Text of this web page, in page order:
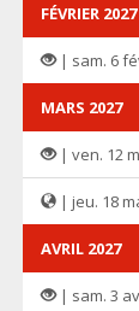
FÉVRIER 2027
| sam. 6
MARS 2027
| ven. 12
| jeu. 18
AVRIL 2027
| sam. 3